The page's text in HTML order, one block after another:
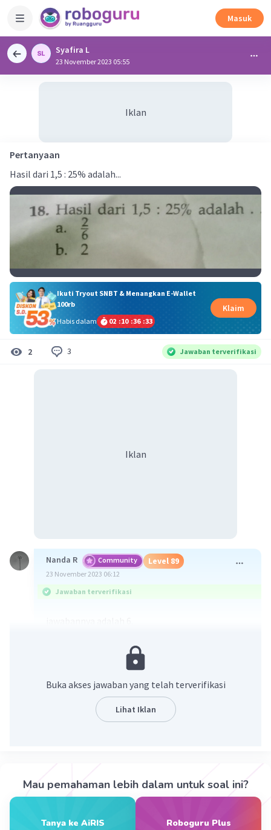
Masuk
Syafira L
23 November 2023 05:55
Iklan
Pertanyaan
Hasil dari 1,5 : 25% adalah...
Ikuti Tryout SNBT & Menangkan E-Wallet
100rb
Habis dalam
02 :10 :36 :33
Klaim
2 3 Jawaban terverifikasi
Iklan
Nanda R Community Level 89
23 November 2023 06:12
Jawaban terverifikasi
= 12/2
0.0(0) Balas
23 November 2023 06:18
Jawaban yang tepat adalah 6
Buka akses jawaban yang telah terverifikasi
Lihat Iklan
Mau pemahaman lebih dalam untuk soal ini?
Tanya ke AiRIS Roboguru Plus